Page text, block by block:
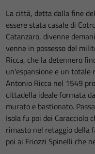
La città, detta dalla fine
essere stata casale di
Catanzaro, divenne
venne in possesso del
Ricca, che la detennero
un'espansione e un totale
Antonio Ricca nel 1549
cittadella ideale formata
murato e bastionato.
Isola fu poi dei
rimasto nel retaggio della
poi ai Friozzi Spinelli che